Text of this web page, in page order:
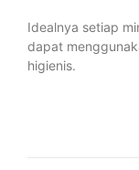
Idealnya setiap
dapat
higienis.